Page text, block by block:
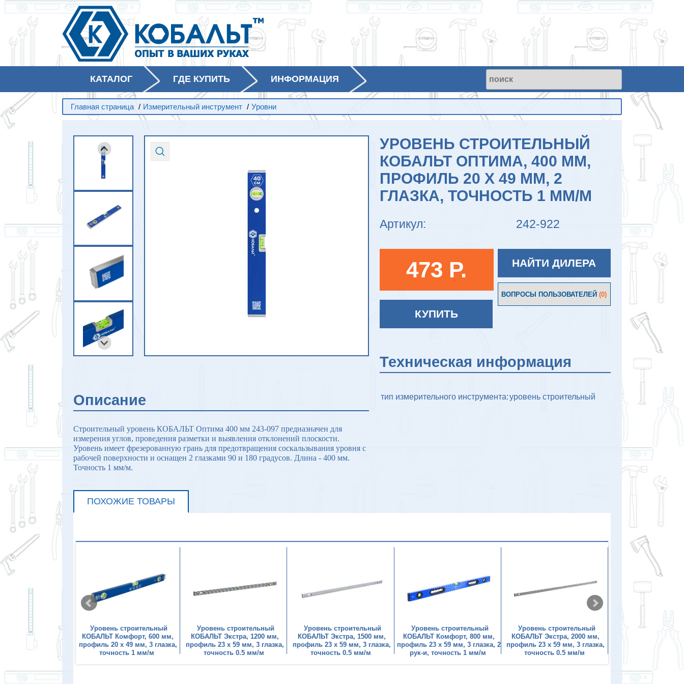
КАТАЛОГ ГДЕ КУПИТЬ ИНФОРМАЦИЯ
Главная страница / Измерительный инструмент / Уровни
Описание
Строительный уровень КОБАЛЬТ Оптима 400 мм 243-097 предназначен для
измерения углов, проведения разметки и выявления отклонений плоскости.
Уровень имеет фрезерованную грань для предотвращения соскальзывания уровня с
рабочей поверхности и оснащен 2 глазками 90 и 180 градусов. Длина - 400 мм.
Точность 1 мм/м.
УРОВЕНЬ СТРОИТЕЛЬНЫЙ
КОБАЛЬТ ОПТИМА, 400 ММ,
ПРОФИЛЬ 20 X 49 ММ, 2
ГЛАЗКА, ТОЧНОСТЬ 1 ММ/М
Артикул: 242-922
473 P.
КУПИТЬ
НАЙТИ ДИЛЕРА
ВОПРОСЫ ПОЛЬЗОВАТЕЛЕЙ(0)
Техническая информация
тип измерительного инструмента:уровень строительный
ПОХОЖИЕ ТОВАРЫ
строительный
мм, профиль 25
Уровень строительный
КОБАЛЬТ Комфорт, 600 мм,
профиль 20 x 49 мм, 3 глазка,
точность 1 мм/м
Уровень строительный
КОБАЛЬТ Экстра, 1200 мм,
профиль 23 x 59 мм, 3 глазка,
точность 0.5 мм/м
Уровень строительный
КОБАЛЬТ Экстра, 1500 мм,
профиль 23 x 59 мм, 3 глазка,
точность 0.5 мм/м
Уровень строительный
КОБАЛЬТ Комфорт, 800 мм,
профиль 23 x 59 мм, 3 глазка, 2
рук-и, точность 1 мм/м
Уровень строительный
КОБАЛЬТ Экстра, 2000 мм,
профиль 23 x 59 мм, 3 глазка,
точность 0.5 мм/м
Уровень
КОБАЛЬТ Экстра,
профиль 23 x 59 мм,
точность 0.5